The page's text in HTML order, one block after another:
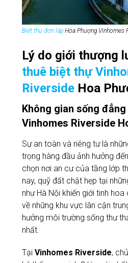
Biệt thự đơn lập Hoa Phượng Vinhomes
Lý do giới thượng
thuê biệt thự
Riverside Hoa
Không gian sống
Vinhomes Riverside
Sự an toàn và riêng tư là
trọng hàng đầu ảnh hưởng
chọn nơi an cư của tầng lớp
nay, quỹ đất chật hẹp tại
như Hà Nội khiến giới tinh
về những khu vực lân cận
hưởng môi trường sống thư
nhất.
Tại Vinhomes Riverside,